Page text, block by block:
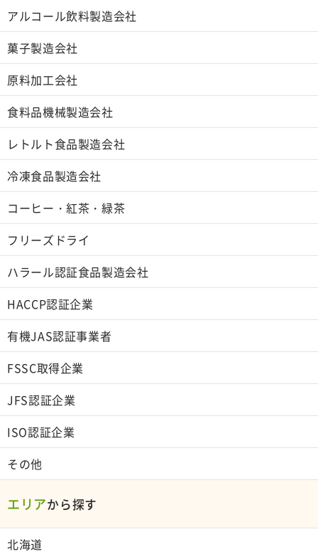
アルコール飲料製造会社
菓子製造会社
原料加工会社
食料品機械製造会社
レトルト食品製造会社
冷凍食品製造会社
コーヒー・紅茶・緑茶
フリーズドライ
ハラール認証食品製造会社
HACCP認証企業
有機JAS認証事業者
FSSC取得企業
JFS認証企業
ISO認証企業
その他
エリアから探す
北海道